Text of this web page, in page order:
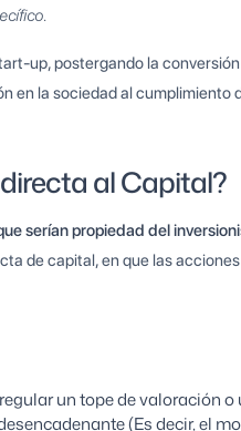
up, postergando la
en la sociedad al cumplimiento
al Capital?
serían propiedad del
de capital, en que las
un tope de valoración
(Es decir, el